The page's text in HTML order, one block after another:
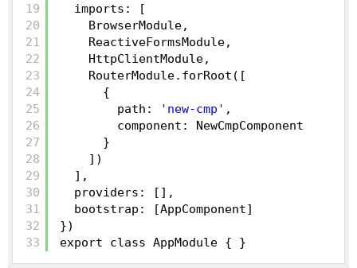
19
20
21
22
23
24
25
26
27
28
29
30
31
32
33
imports: [
BrowserModule,
ReactiveFormsModule,
HttpClientModule,
RouterModule.forRoot([
{
path:
'new-cmp' ,
component: NewCmpComponent
}
])
],
providers: [],
bootstrap: [AppComponent]
})
export class AppModule { }